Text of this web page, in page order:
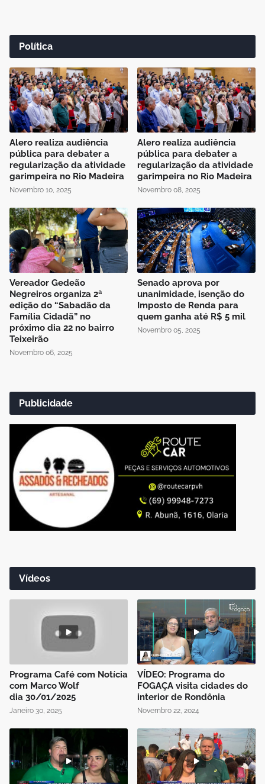
Política
Alero realiza audiência
pública para debater a
regularização da atividade
garimpeira no Rio Madeira
Novembro 10, 2025
Alero realiza audiência
pública para debater a
regularização da atividade
garimpeira no Rio Madeira
Novembro 08, 2025
Vereador Gedeão
Negreiros organiza 2ª
edição do “Sabadão da
Família Cidadã” no
próximo dia 22 no bairro
Teixeirão
Novembro 06, 2025
Senado aprova por
unanimidade, isenção do
Imposto de Renda para
quem ganha até R$ 5 mil
Novembro 05, 2025
Publicidade
Vídeos
Programa Café com Notícia
com Marco Wolf
dia 30/01/2025
Janeiro 30, 2025
VÍDEO: Programa do
FOGAÇA visita cidades do
interior de Rondônia
Novembro 22, 2024